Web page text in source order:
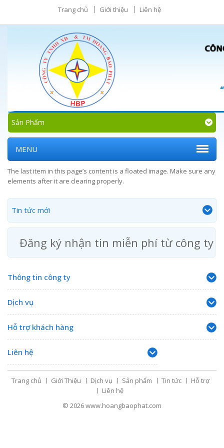
Trang chủ Giới thiệu Liên hệ
Sản Phẩm
MENU
The last item in this page’s content is a floated image. Make sure any
elements after it are clearing properly.
Tin tức mới
Đăng ký nhận tin miễn phí từ công ty
Thông tin công ty
Dịch vụ
Hỗ trợ khách hàng
Liên hệ
Trang chủ Giới Thiệu Dịch vụ Sản phẩm Tin tức
Hỗ trợ
Liên hệ
© 2026www.hoangbaophat.com